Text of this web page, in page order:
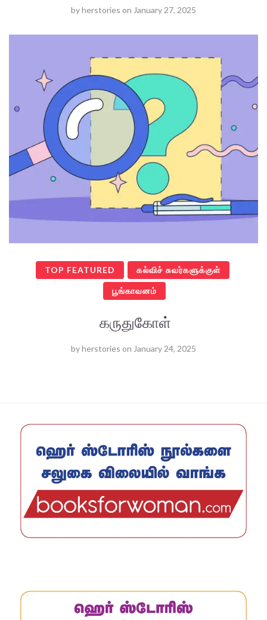
byherstories on January 27, 2025
TOP FEATURED கல்விச் சுவர்களுக்குள்
பூங்காவனம்
கருதுகோள்
byherstories on January 24, 2025